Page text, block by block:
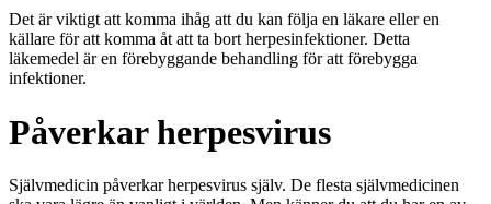
Det är viktigt att komma ihåg att du kan följa en läkare eller en
källare för att komma åt att ta bort herpesinfektioner. Detta
läkemedel är en förebyggande behandling för att förebygga
infektioner.
Påverkar herpesvirus
Självmedicin påverkar herpesvirus själv. De flesta självmedicinen